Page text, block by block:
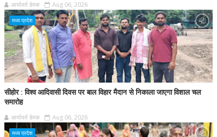
आर्यावर्त डेस्क Aug 06, 2026
मध्य प्रदेश
सीहोर : विश्व आदिवासी दिवस पर बाल विहार मैदान से निकाला जाएगा विशाल चल
समारोह
आर्यावर्त डेस्क Aug 06, 2026
मध्य प्रदेश